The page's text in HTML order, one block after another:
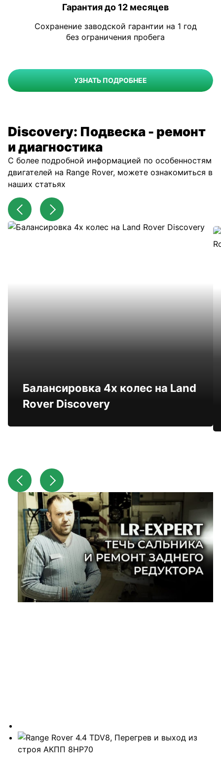
Гарантия до 12 месяцев
Сохранение заводской гарантии на 1 год
без ограничения пробега
УЗНАТЬ ПОДРОБНЕЕ
Discovery: Подвеска - ремонт
и диагностика
С более подробной информацией по особенностям
двигателей на Range Rover, можете ознакомиться в
наших статьях
Балансировка 4х колес на Land
Rover Discovery